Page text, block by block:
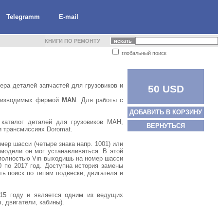
Telegramm E-mail
КНИГИ ПО РЕМОНТУ
глобальный поиск
деталей запчастей для грузовиков и
фирмой MAN . Для работы с
деталей для грузовиков МАН,
Doromat.
шасси (четыре знака напр. 1001) или
он мог устанавливаться. В этой
Vin выходишь на номер шасси
2017 год. Доступна история замены
поиск по типам подвески, двигателя и
году и является одним из ведущих
двигатели, кабины).
50 USD
ДОБАВИТЬ В КОРЗИНУ
ВЕРНУТЬСЯ